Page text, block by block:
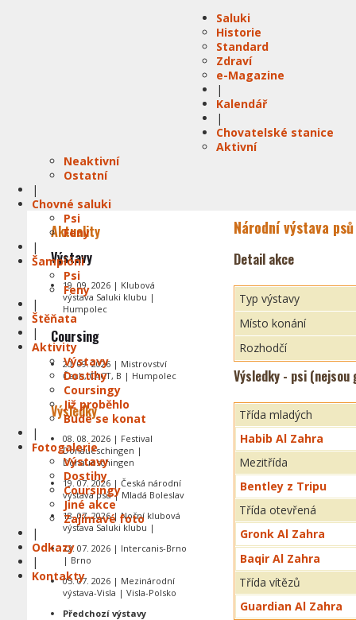
Saluki
Historie
Standard
Zdraví
e-Magazine
|
Kalendář
|
Chovatelské stanice
Aktivní
Neaktivní
Ostatní
|
Chovné saluki
Psi
Feny
|
Šampióni
Psi
Feny
|
Štěňata
|
Aktivity
Výstavy
Dostihy
Coursingy
Již proběhlo
Bude se konat
|
Fotogalerie
Výstavy
Dostihy
Coursingy
Jiné akce
Zajímavé foto
|
Odkazy
|
Kontakty
Národní výstava
Detail akce
Typ výstavy
Místo konání
Rozhodčí
Výsledky - psi
Třída mladých
Habib Al Zahra
Mezitřída
Bentley z Tripu
Třída otevřená
Gronk Al Zahra
Baqir Al Zahra
Třída vítězů
Guardian Al Zahra
Aktuality
Výstavy
19. 09. 2026 | Klubová
výstava Saluki klubu |
Humpolec
Coursing
20. 09. 2026 | Mistrovství
Čech, CACT, B | Humpolec
Výsledky
08. 08. 2026 | Festival
Donaueschingen |
Donaueschingen
19. 07. 2026 | Česká národní
výstava psů | Mladá Boleslav
18. 07. 2026 | Noční klubová
výstava Saluki klubu |
12. 07. 2026 | Intercanis-Brno
| Brno
05. 07. 2026 | Mezinárodní
výstava-Visla | Visla-Polsko
Předchozí výstavy